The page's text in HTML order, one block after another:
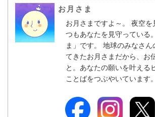
お月さま
お月さまですよ～。 夜空を
つもあなたを見守っている
ま」です。 地球のみなさん
てきたお月さまだから、お
と。あなたの願いを叶える
ことばをつぶやいています。